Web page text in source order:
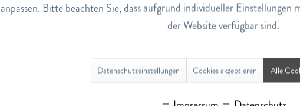
Service
anpassen. Bitte beachten Sie, dass aufgrund individueller Einstellungen
der Website verfügbar sind.
Datenschutzeinstellungen Cookies akzeptieren Alle